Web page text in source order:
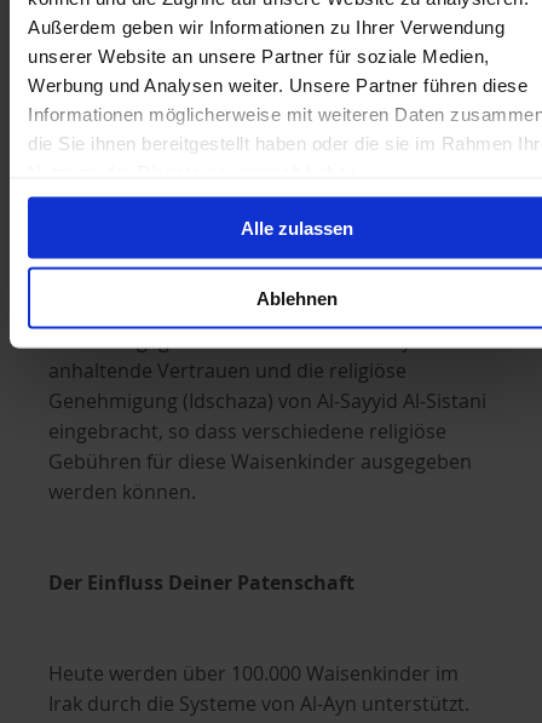
Außerdem geben wir Informationen zu Ihrer Verwendung
unserer Website an unsere Partner für soziale Medien,
Werbung und Analysen weiter. Unsere Partner führen diese
Informationen möglicherweise mit weiteren Daten
die Sie ihnen bereitgestellt haben oder die sie im Rahmen
Alle zulassen
Ablehnen
Ayn. Es werden alle Anstrengungen
unternommen, um sicherzustellen, dass die
Patenkinder nicht als Almosenempfänger,
sondern als Individuen voller Potenzial
behandelt werden. Die Familien werden diskret
und respektvoll unterstützt und regelmäßig
eine kontinuierliche Betreuung zu
anhaltende Vertrauen und die religiöse
Genehmigung (Idschaza) von Al-Sayyid Al-Sistani
eingebracht, so dass verschiedene religiöse
Gebühren für diese Waisenkinder ausgegeben
werden können.
Der Einfluss Deiner Patenschaft
Heute werden über 100.000 Waisenkinder im
Irak durch die Systeme von Al-Ayn unterstützt.